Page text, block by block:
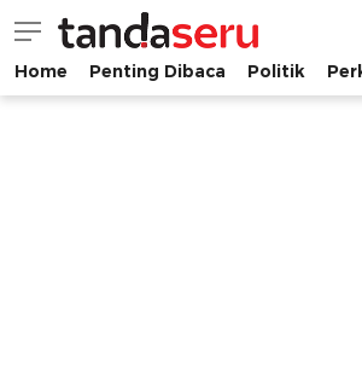
tandaseru.com | Penting Dibaca
tandaseru.com
Home Penting Dibaca Politik